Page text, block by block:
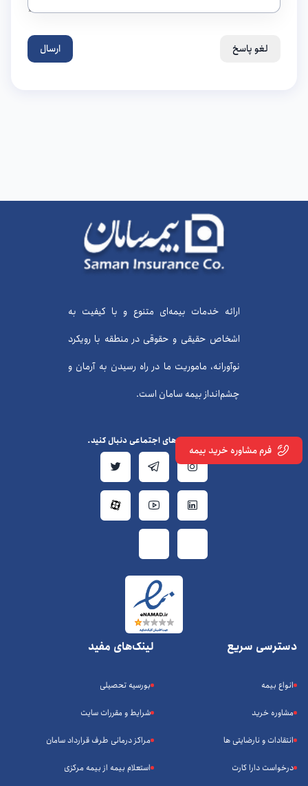
لغو پاسخ ارسال
فرم مشاوره خرید بیمه
ارائه خدمات بیمه‌ای متنوع و با کیفیت به
اشخاص حقیقی و حقوقی در منطقه با رویکرد
نوآورانه، ماموریت ما در راه رسیدن به آرمان و
چشم‌انداز بیمه سامان است.
دسترسی سریع
انواع بیمه
مشاوره خرید
انتقادات و نارضایتی ها
درخواست دارا کارت
لینک‌های مفید
بورسیه تحصیلی
شرایط و مقررات سایت
مراکز درمانی طرف قرارداد سامان
استعلام بیمه از بیمه مرکزی
ما را در شبکه‌های اجتماعی دنبال کنید.